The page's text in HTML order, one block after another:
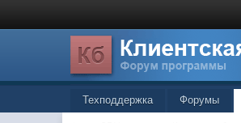
Техподдержка Форумы